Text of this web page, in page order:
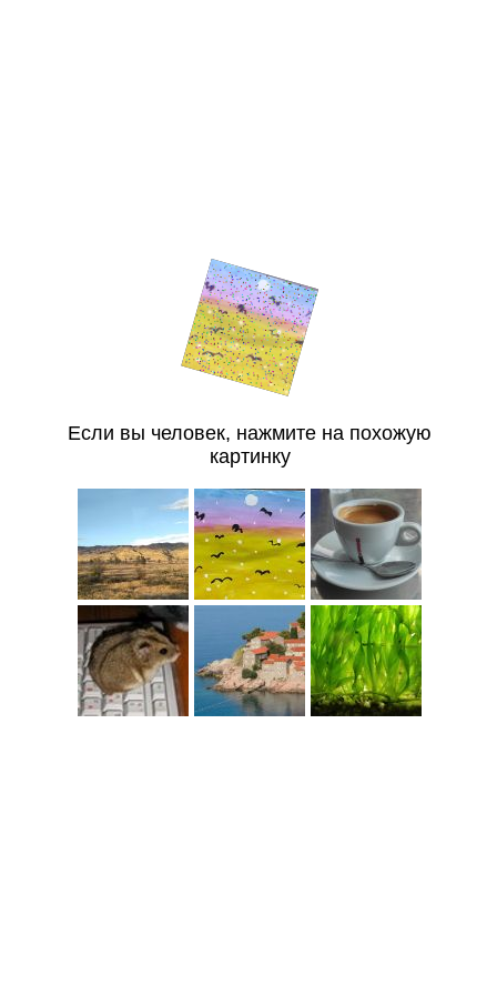
Если вы человек, нажмите на похожую
картинку